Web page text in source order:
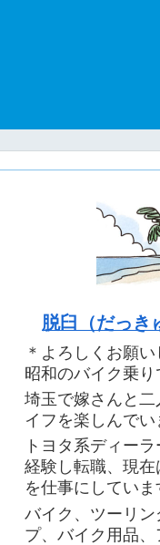
脱臼（だっき
＊よろしくお願い
昭和のバイク乗り
埼玉で嫁さんと二
イフを楽しんでい
トヨタ系ディー
経験し転職、現
を仕事にしていま
バイク、ツーリン
プ、バイク用品